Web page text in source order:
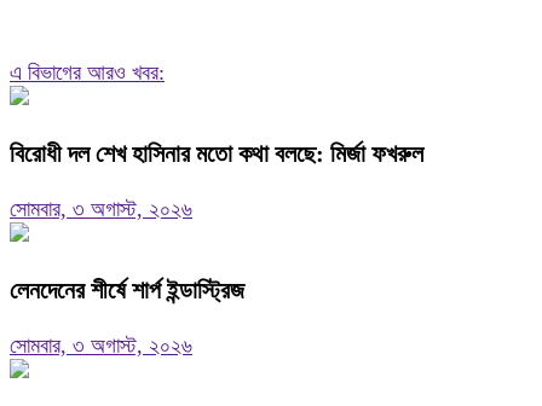
এ বিভাগের আরও খবর:
বিরোধী দল শেখ হাসিনার মতো কথা বলছে: মির্জা ফখরুল
সোমবার, ৩ অগাস্ট, ২০২৬
লেনদেনের শীর্ষে শার্প ইন্ডাস্ট্রিজ
সোমবার, ৩ অগাস্ট, ২০২৬